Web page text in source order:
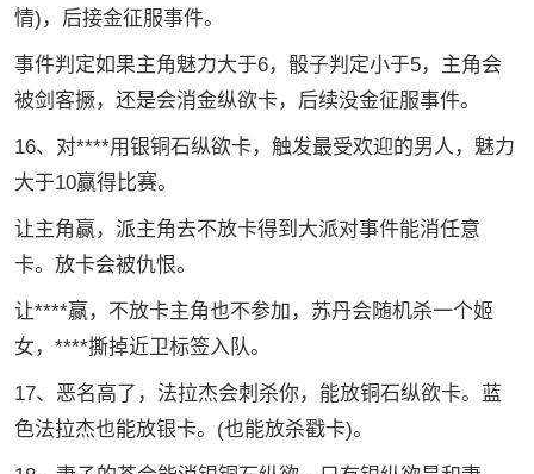
情)，后接金征服事件。
事件判定如果主角魅力大于6，骰子判定小于5，主角会
被剑客撅，还是会消金纵欲卡，后续没金征服事件。
16、对****用银铜石纵欲卡，触发最受欢迎的男人，魅力
大于10赢得比赛。
让主角赢，派主角去不放卡得到大派对事件能消任意
卡。放卡会被仇恨。
让****赢，不放卡主角也不参加，苏丹会随机杀一个姬
女，****撕掉近卫标签入队。
17、恶名高了，法拉杰会刺杀你，能放铜石纵欲卡。蓝
色法拉杰也能放银卡。(也能放杀戳卡)。